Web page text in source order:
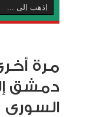
مرة
دمشق